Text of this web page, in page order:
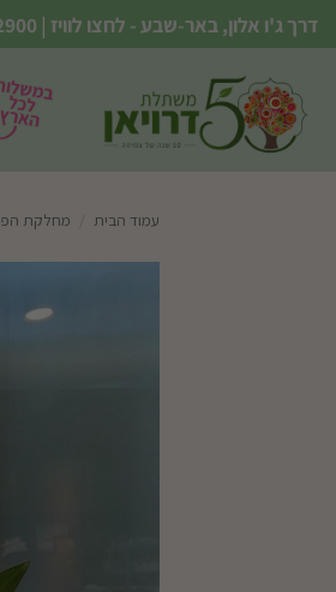
Skip
to
content
דרך ג'ו אלון, באר-שבע - לחצו לוויז |
עמוד הבית מחלקת